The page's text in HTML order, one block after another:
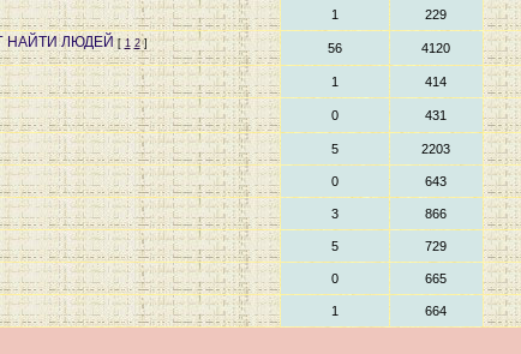
1 229
НАЙТИ ЛЮДЕЙ [1 2]
56 4120
1 414
0 431
5 2203
0 643
3 866
5 729
0 665
1 664